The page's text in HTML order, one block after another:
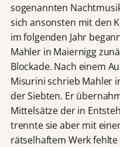
sogenannten
sich ansonsten mit den
im folgenden Jahr
Mahler in Maiernigg
Blockade. Nach einem
Misurini schrieb Mahler
der Siebten. Er
Mittelsätze der in
trennte sie aber mit
rätselhaftem Werk